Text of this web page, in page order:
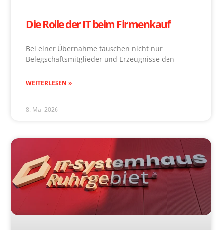
Die Rolle der IT beim Firmenkauf
Bei einer Übernahme tauschen nicht nur
Belegschaftsmitglieder und Erzeugnisse den
WEITERLESEN »
8. Mai 2026